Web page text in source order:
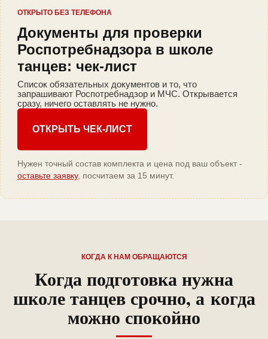
ОТКРЫТО БЕЗ ТЕЛЕФОНА
Документы для проверки
Роспотребнадзора в школе
танцев: чек-лист
Список обязательных документов и то, что
запрашивают Роспотребнадзор и МЧС. Открывается
сразу, ничего оставлять не нужно.
ОТКРЫТЬ ЧЕК-ЛИСТ
Нужен точный состав комплекта и цена под ваш объект -
оставьте заявку, посчитаем за 15 минут.
КОГДА К НАМ ОБРАЩАЮТСЯ
Когда подготовка нужна
школе танцев срочно, а когда
можно спокойно